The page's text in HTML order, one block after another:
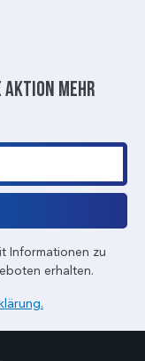
aktion mehr
Informationen zu
erhalten.